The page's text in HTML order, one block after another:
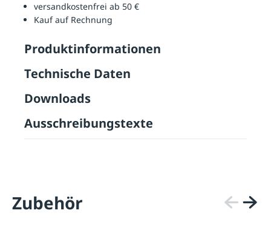
versandkostenfrei ab 50 €
Kauf auf Rechnung
Produktinformationen
Technische Daten
Downloads
Ausschreibungstexte
Zubehör